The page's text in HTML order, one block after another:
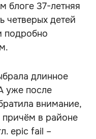
блоге 37-летняя
четверых детей
подробно
длинное
уже после
внимание,
в районе
epic fail –